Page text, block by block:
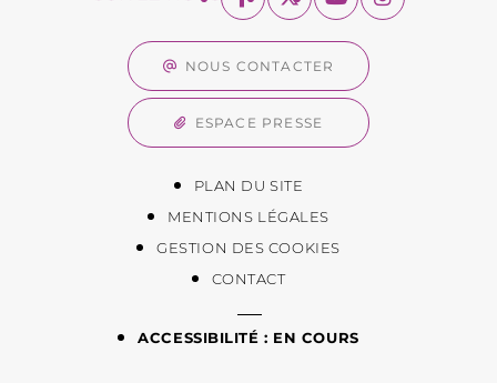
NOUS CONTACTER
ESPACE PRESSE
PLAN DU SITE
MENTIONS LÉGALES
GESTION DES COOKIES
CONTACT
ACCESSIBILITÉ : EN COURS